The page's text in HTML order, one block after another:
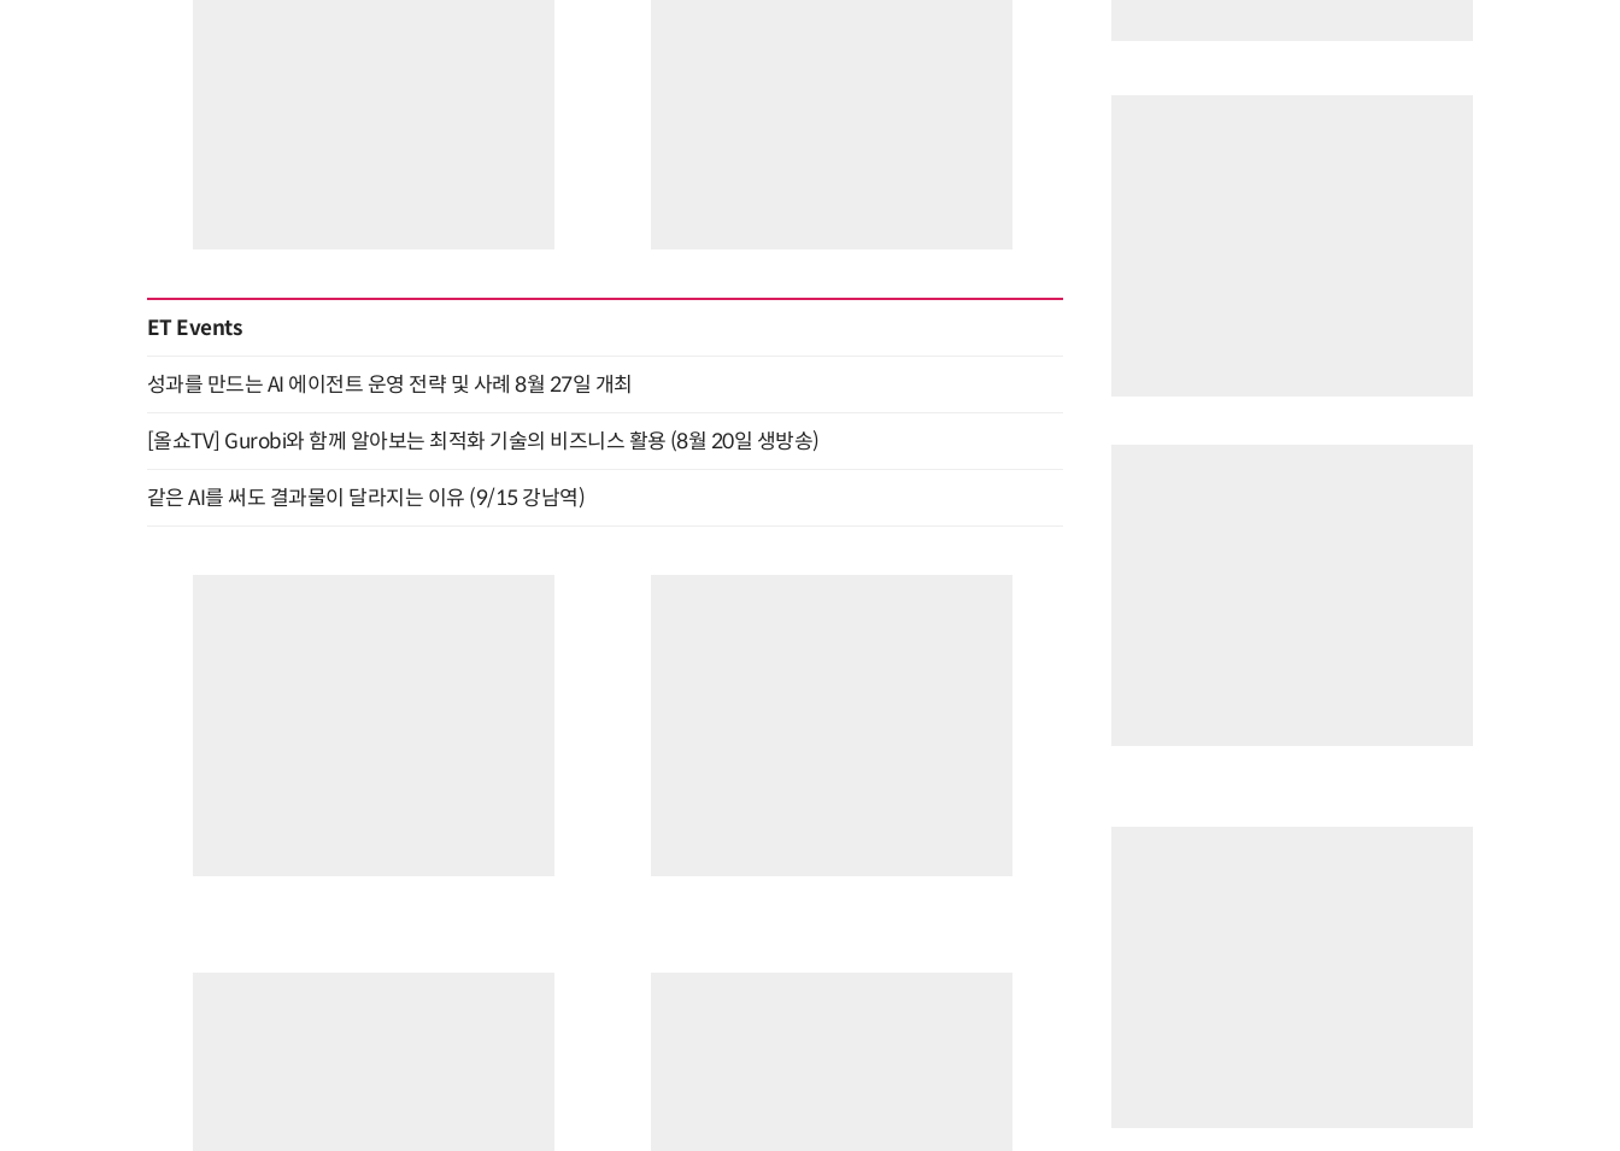
ET Events
성과를 만드는 AI 에이전트 운영 전략 및 사례 8월 27일 개최
[올쇼TV] Gurobi와 함께 알아보는 최적화 기술의 비즈니스 활용 (8월 20일 생방송)
같은 AI를 써도 결과물이 달라지는 이유 (9/15 강남역)